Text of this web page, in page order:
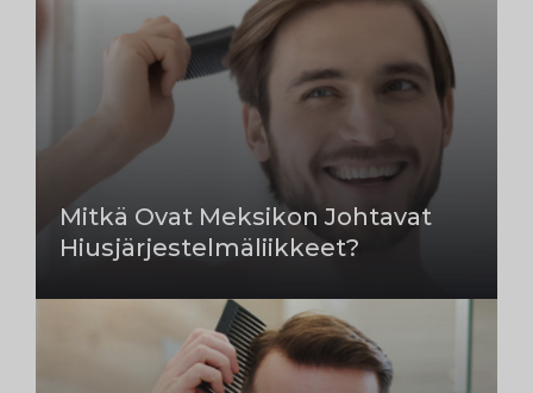
Mitkä Ovat Meksikon Johtavat
Hiusjärjestelmäliikkeet?